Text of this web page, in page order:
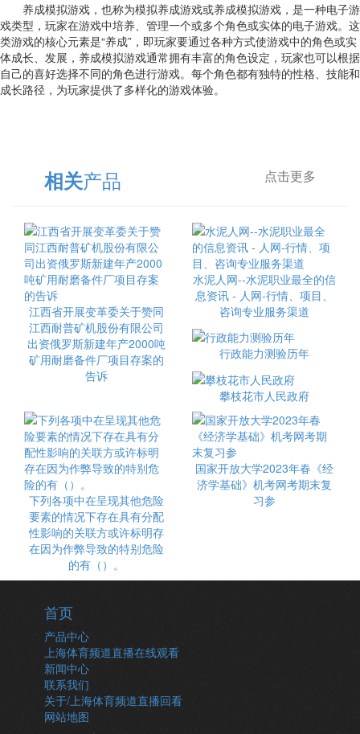
养成模拟游戏，也称为模拟养成游戏或养成模拟游戏，是一种电子游
戏类型，玩家在游戏中培养、管理一个或多个角色或实体的电子游戏。这
类游戏的核心元素是“养成”，即玩家要通过各种方式使游戏中的角色或实
体成长、发展，养成模拟游戏通常拥有丰富的角色设定，玩家也可以根据
自己的喜好选择不同的角色进行游戏。每个角色都有独特的性格、技能和
成长路径，为玩家提供了多样化的游戏体验。
相关产品 点击更多
江西省开展变革委关于赞同
江西耐普矿机股份有限公司
出资俄罗斯新建年产2000吨
矿用耐磨备件厂项目存案的
告诉
水泥人网--水泥职业最全的信
息资讯 - 人网-行情、项目、
咨询专业服务渠道
行政能力测验历年
攀枝花市人民政府
下列各项中在呈现其他危险
要素的情况下存在具有分配
性影响的关联方或许标明存
在因为作弊导致的特别危险
的有（）。
国家开放大学2023年春《经
济学基础》机考网考期末复
习参
首页
产品中心
上海体育频道直播在线观看
新闻中心
联系我们
关于/上海体育频道直播回看
网站地图